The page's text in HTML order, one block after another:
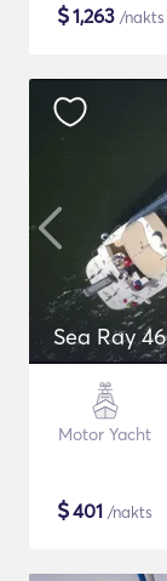
$1,263 /nakts
Sea Ray
Motor Yacht
$401 /nakts